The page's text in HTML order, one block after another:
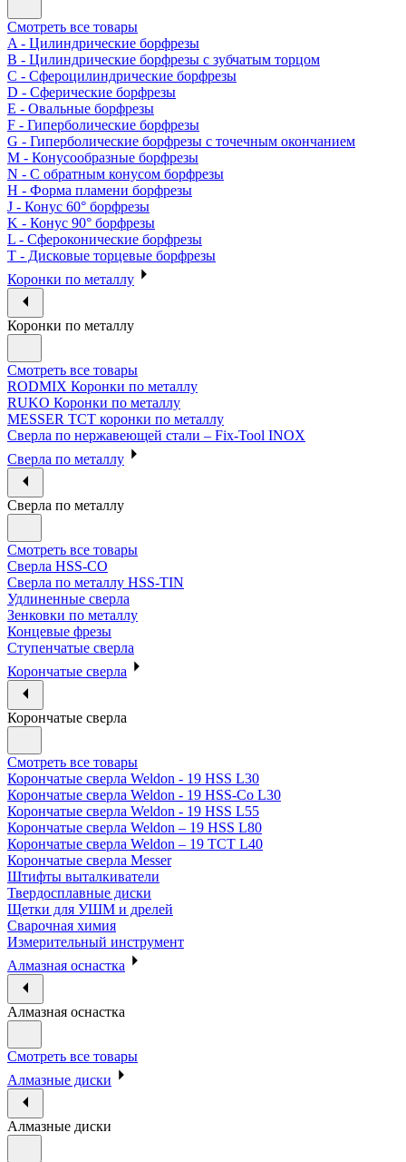
Смотреть все товары
A - Цилиндрические борфрезы
B - Цилиндрические борфрезы с зубчатым торцом
C - Сфероцилиндрические борфрезы
D - Сферические борфрезы
E - Овальные борфрезы
F - Гиперболические борфрезы
G - Гиперболические борфрезы с точечным окончанием
M - Конусообразные борфрезы
N - С обратным конусом борфрезы
H - Форма пламени борфрезы
J - Конус 60° борфрезы
K - Конус 90° борфрезы
L - Сфероконические борфрезы
T - Дисковые торцевые борфрезы
Коронки по металлу
Коронки по металлу
Смотреть все товары
RODMIX Коронки по металлу
RUKO Коронки по металлу
MESSER ТСТ коронки по металлу
Сверла по нержавеющей стали – Fix-Tool INOX
Сверла по металлу
Сверла по металлу
Смотреть все товары
Сверла HSS-CO
Сверла по металлу HSS-TIN
Удлиненные сверла
Зенковки по металлу
Концевые фрезы
Ступенчатые сверла
Корончатые сверла
Корончатые сверла
Смотреть все товары
Корончатые сверла Weldon - 19 HSS L30
Корончатые сверла Weldon - 19 HSS-Co L30
Корончатые сверла Weldon - 19 HSS L55
Корончатые сверла Weldon – 19 HSS L80
Корончатые сверла Weldon – 19 TCT L40
Корончатые сверла Messer
Штифты выталкиватели
Твердосплавные диски
Щетки для УШМ и дрелей
Сварочная химия
Измерительный инструмент
Алмазная оснастка
Алмазная оснастка
Смотреть все товары
Алмазные диски
Алмазные диски